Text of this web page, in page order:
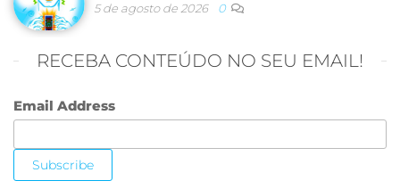
5 de agosto de 2026 0
RECEBA CONTEÚDO NO SEU EMAIL!
Email Address